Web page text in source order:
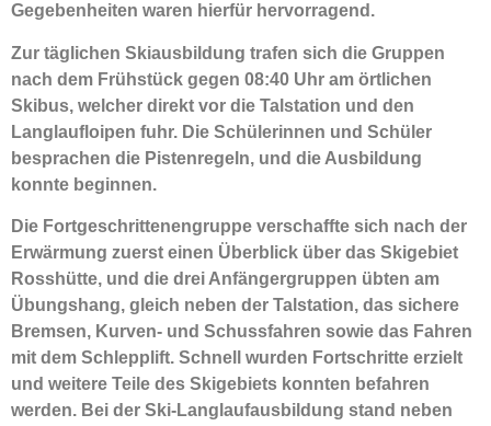
Gegebenheiten waren hierfür hervorragend.
Zur täglichen Skiausbildung trafen sich die Gruppen
nach dem Frühstück gegen 08:40 Uhr am örtlichen
Skibus, welcher direkt vor die Talstation und den
Langlaufloipen fuhr. Die Schülerinnen und Schüler
besprachen die Pistenregeln, und die Ausbildung
konnte beginnen.
Die Fortgeschrittenengruppe verschaffte sich nach der
Erwärmung zuerst einen Überblick über das Skigebiet
Rosshütte, und die drei Anfängergruppen übten am
Übungshang, gleich neben der Talstation, das sichere
Bremsen, Kurven- und Schussfahren sowie das Fahren
mit dem Schlepplift. Schnell wurden Fortschritte erzielt
und weitere Teile des Skigebiets konnten befahren
werden. Bei der Ski-Langlaufausbildung stand neben